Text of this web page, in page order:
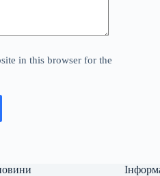
in this browser for the